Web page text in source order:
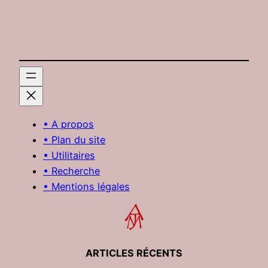
• A propos
• Plan du site
• Utilitaires
• Recherche
• Mentions légales
ARTICLES RÉCENTS